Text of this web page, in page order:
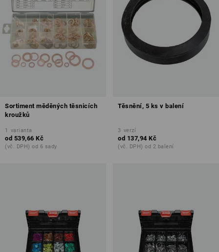
Sortiment měděných těsnicích
kroužků
1 varianta
od 539,66 Kč
(vč. DPH) od 6 sady
Těsnění, 5 ks v balení
3 verzí
od 137,94 Kč
(vč. DPH) od 2 balení